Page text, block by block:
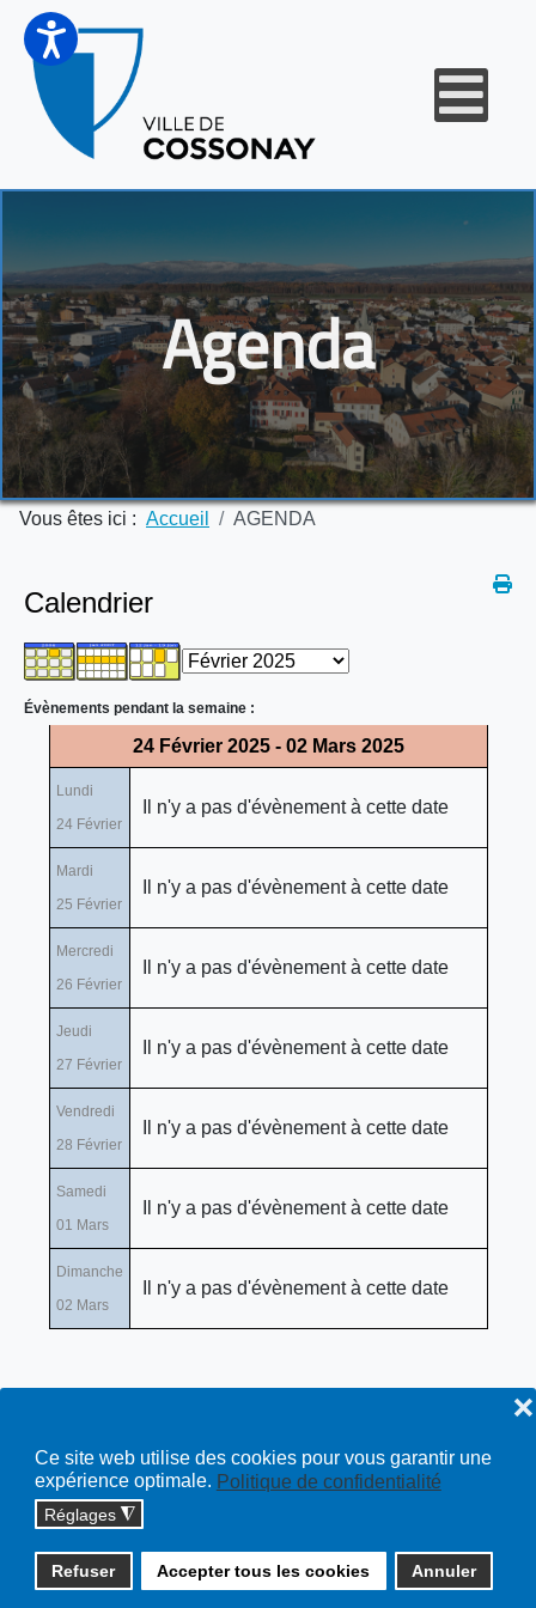
Ce site web utilise des cookies pour vous garantir une
expérience optimale. Politique de confidentialité
Réglages ◮
Refuser Accepter tous les cookies Annuler
❌
Agenda
Vous êtes ici : Accueil AGENDA
Calendrier
Évènements pendant la semaine :
24 Février 2025 - 02 Mars 2025
Lundi
24 Février
Il n'y a pas d'évènement à cette date
Mardi
25 Février
Il n'y a pas d'évènement à cette date
Mercredi
26 Février
Il n'y a pas d'évènement à cette date
Jeudi
27 Février
Il n'y a pas d'évènement à cette date
Vendredi
28 Février
Il n'y a pas d'évènement à cette date
Samedi
01 Mars
Il n'y a pas d'évènement à cette date
Dimanche
02 Mars
Il n'y a pas d'évènement à cette date
Copyright © 2026 cossonay.ch - tous droits réservés | site :
solutions informatiques